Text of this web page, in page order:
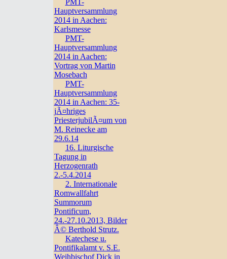
PMT-
Hauptversammlung
2014 in Aachen:
Karlsmesse
PMT-
Hauptversammlung
2014 in Aachen:
Vortrag von Martin
Mosebach
PMT-
Hauptversammlung
2014 in Aachen: 35-
jÃ¤hriges
PriesterjubilÃ¤um von
M. Reinecke am
29.6.14
16. Liturgische
Tagung in
Herzogenrath
2.-5.4.2014
2. Internationale
Romwallfahrt
Summorum
Pontificum,
24.-27.10.2013, Bilder
Â© Berthold Strutz.
Katechese u.
Pontifikalamt v. S.E.
Weihbischof Dick in